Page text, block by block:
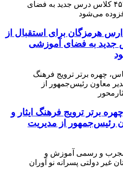
هرمزگان برای استقبال از
درس جدید به فضای آموزشی
برتر ترویج فرهنگ ایثار و
رئیس‌جمهور از مدیریت